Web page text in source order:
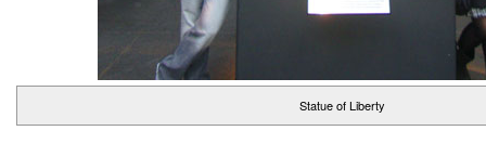
Statue of Liberty